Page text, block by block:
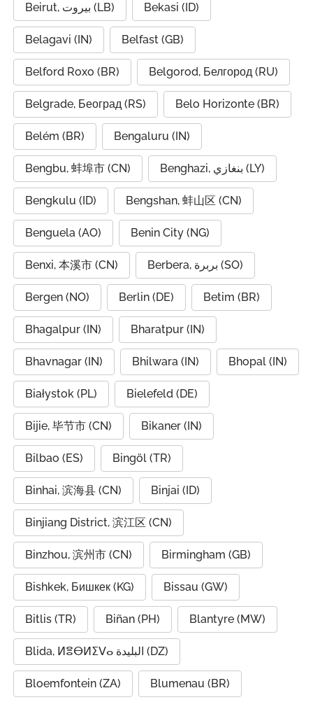
Beirut, بيروت (LB) Bekasi (ID)
Belagavi (IN) Belfast (GB)
Belford Roxo (BR) Belgorod, Белгород (RU)
Belgrade, Београд (RS) Belo Horizonte (BR)
Belém (BR) Bengaluru (IN)
Bengbu, 蚌埠市 (CN) Benghazi, بنغازي (LY)
Bengkulu (ID) Bengshan, 蚌山区 (CN)
Benguela (AO) Benin City (NG)
Benxi, 本溪市 (CN) Berbera, بربرة (SO)
Bergen (NO) Berlin (DE) Betim (BR)
Bhagalpur (IN) Bharatpur (IN)
Bhavnagar (IN) Bhilwara (IN) Bhopal (IN)
Białystok (PL) Bielefeld (DE)
Bijie, 毕节市 (CN) Bikaner (IN)
Bilbao (ES) Bingöl (TR)
Binhai, 滨海县 (CN) Binjai (ID)
Binjiang District, 滨江区 (CN)
Binzhou, 滨州市 (CN) Birmingham (GB)
Bishkek, Бишкек (KG) Bissau (GW)
Bitlis (TR) Biñan (PH) Blantyre (MW)
Blida, ⵍⴻⴱⵍⵉⴸⴰ البليدة (DZ)
Bloemfontein (ZA) Blumenau (BR)